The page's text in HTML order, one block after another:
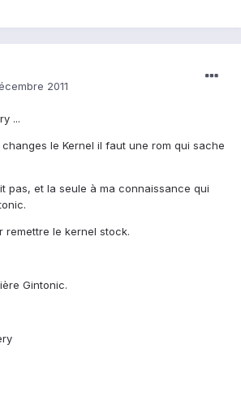
2011
...
le Kernel il faut une rom qui sache
pas, et la seule à ma connaissance qui
remettre le kernel stock.
Gintonic.